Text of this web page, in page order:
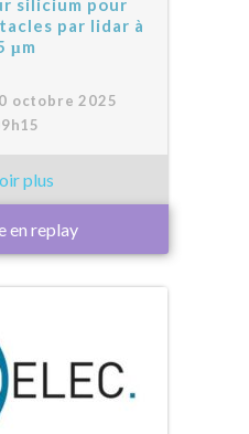
silicium pour
par lidar à
μm
octobre 2025
en replay